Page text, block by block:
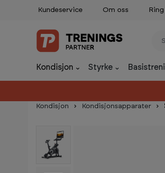
til innhold
Gå til navigasjon
Kundeservice Om oss
Kondisjon Styrke
Kondisjon Kondisjonsapparater
Hopp over bildegalleri